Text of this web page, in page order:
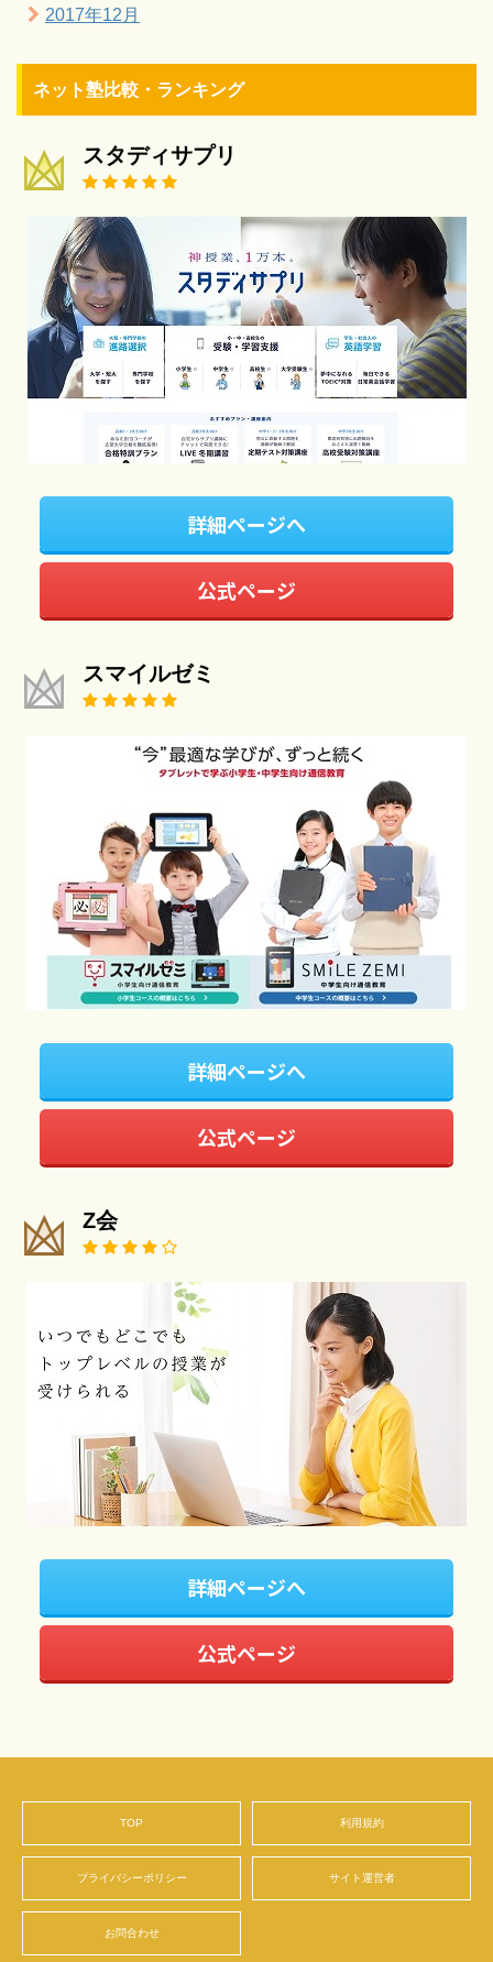
2017年12月
ネット塾比較・ランキング
スタディサプリ
詳細ページへ
公式ページ
スマイルゼミ
詳細ページへ
公式ページ
Z会
詳細ページへ
公式ページ
TOP 利用規約
プライバシーポリシー サイト運営者
お問合わせ